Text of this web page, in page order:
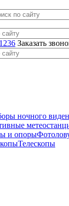
Заказать
ночного
и опоры
Телескопы